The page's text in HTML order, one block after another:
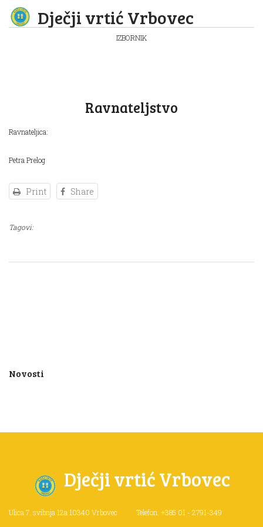
Dječji vrtić Vrbovec
IZBORNIK
Ravnateljstvo
Ravnateljica:
Petra Prelog
Print Share
Tagovi:
Novosti
Dječji vrtić Vrbovec
Telefon: +385 01 - 2791-349
Ulica 7. svibnja 12a 10340 Vrbovec